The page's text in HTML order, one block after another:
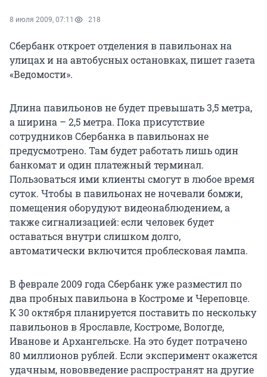
8 июля 2009, 07:11 218
Сбербанк откроет отделения в павильонах на
улицах и на автобусных остановках, пишет газета
«Ведомости».
Длина павильонов не будет превышать 3,5 метра,
а ширина – 2,5 метра. Пока присутствие
сотрудников Сбербанка в павильонах не
предусмотрено. Там будет работать лишь один
банкомат и один платежный терминал.
Пользоваться ими клиенты смогут в любое время
суток. Чтобы в павильонах не ночевали бомжи,
помещения оборудуют видеонаблюдением, а
также сигнализацией: если человек будет
оставаться внутри слишком долго,
автоматически включится проблесковая лампа.
В феврале 2009 года Сбербанк уже разместил по
два пробных павильона в Костроме и Череповце.
К 30 октября планируется поставить по нескольку
павильонов в Ярославле, Костроме, Вологде,
Иванове и Архангельске. На это будет потрачено
80 миллионов рублей. Если эксперимент окажется
удачным, нововведение распространят на другие